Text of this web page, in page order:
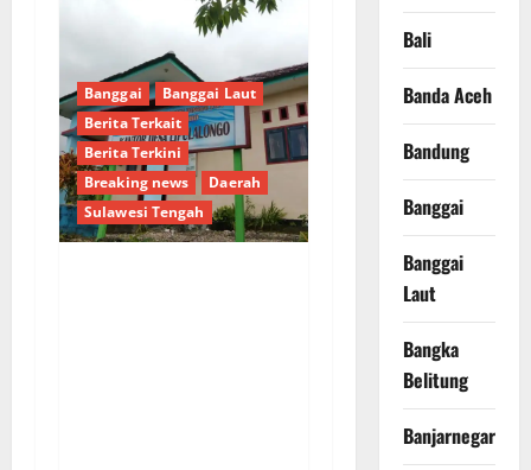
Banggai
Banggai Laut
Berita Terkait
Berita Terkini
Breaking news
Daerah
Sulawesi Tengah
Bali
Banda Aceh
Bandung
Banggai
Banggai
Laut
Bangka
Belitung
Banjarnegara